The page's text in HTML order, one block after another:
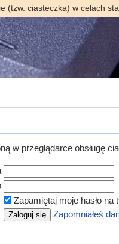
(tzw. ciasteczka) w celach
w przeglądarce obsługę
Zapamiętaj moje hasło
Zapomniałeś